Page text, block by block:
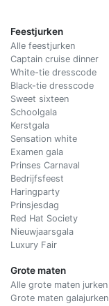
Feestjurken
Alle feestjurken
Captain cruise dinner
White-tie dresscode
Black-tie dresscode
Sweet sixteen
Schoolgala
Kerstgala
Sensation white
Examen gala
Prinses Carnaval
Bedrijfsfeest
Haringparty
Prinsjesdag
Red Hat Society
Nieuwjaarsgala
Luxury Fair
Grote maten
Alle grote maten jurken
Grote maten galajurken